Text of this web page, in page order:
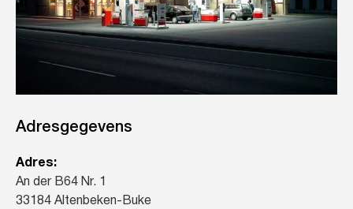
Adresgegevens
Adres:
An der B64 Nr. 1
33184 Altenbeken-Buke